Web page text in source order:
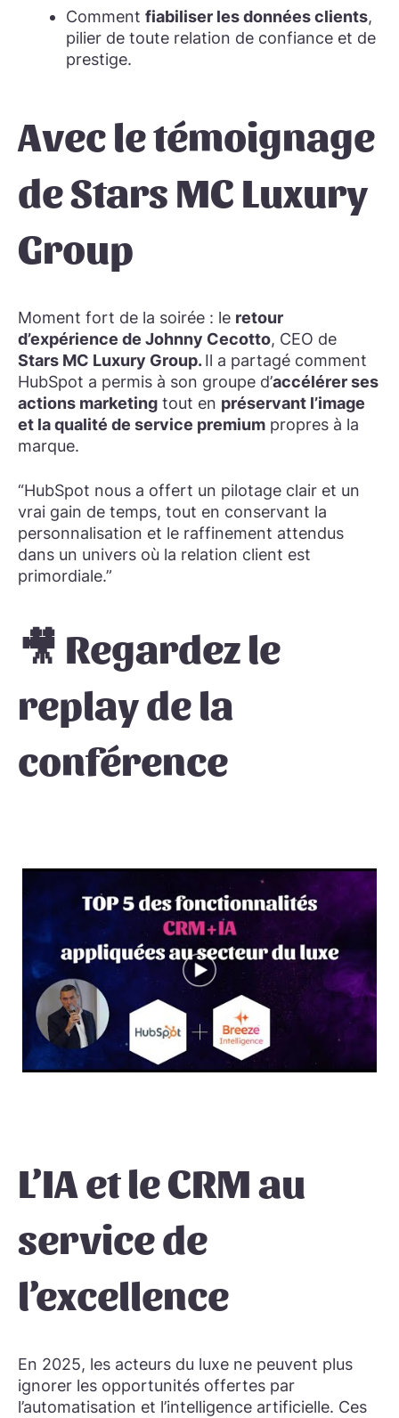
Comment fiabiliser les données clients,
pilier de toute relation de confiance et de
prestige.
Avec le témoignage
de Stars MC Luxury
Group
Moment fort de la soirée : le retour
d’expérience de Johnny Cecotto, CEO de
Stars MC Luxury Group.Il a partagé comment
HubSpot a permis à son groupe d’accélérer ses
actions marketing tout en préservant l’image
et la qualité de service premium propres à la
marque.
“HubSpot nous a offert un pilotage clair et un
vrai gain de temps, tout en conservant la
personnalisation et le raffinement attendus
dans un univers où la relation client est
primordiale.”
🎥 Regardez le
replay de la
conférence
L’IA et le CRM au
service de
l’excellence
En 2025, les acteurs du luxe ne peuvent plus
ignorer les opportunités offertes par
l’automatisation et l’intelligence artificielle. Ces